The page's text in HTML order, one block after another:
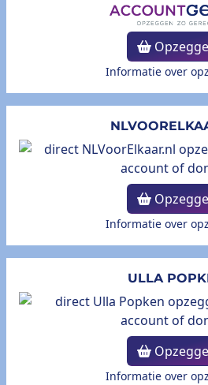
Informatie over
Informatie over
ULLA
Informatie over